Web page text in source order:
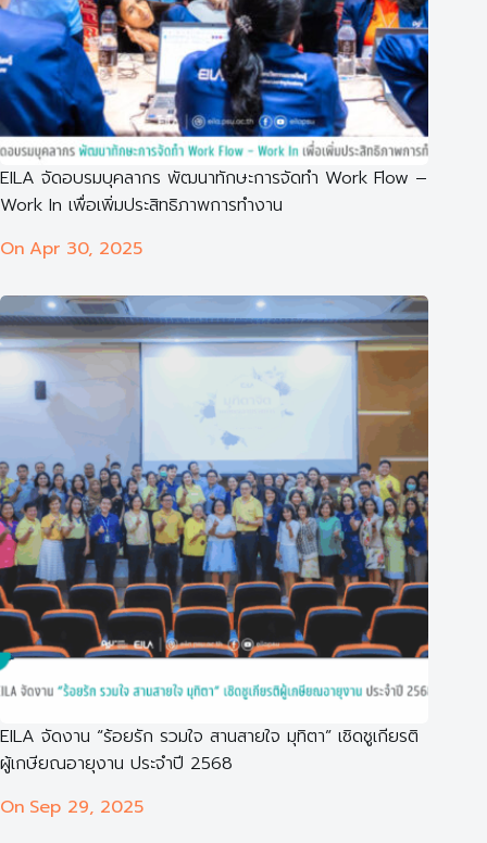
EILA จัดอบรมบุคลากร พัฒนาทักษะการจัดทำ Work Flow –
Work In เพื่อเพิ่มประสิทธิภาพการทำงาน
On Apr 30, 2025
EILA จัดงาน “ร้อยรัก รวมใจ สานสายใจ มุทิตา” เชิดชูเกียรติ
ผู้เกษียณอายุงาน ประจำปี 2568
On Sep 29, 2025